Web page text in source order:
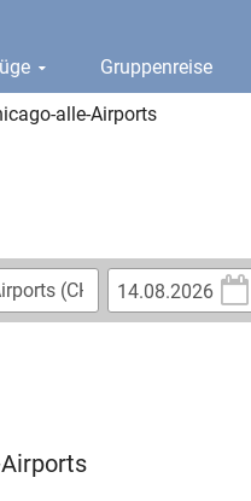
Gruppenreise
alle-Airports